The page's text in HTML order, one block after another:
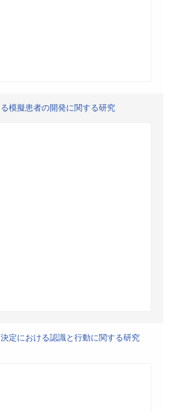
模擬患者の開発に関する研究
定における認識と行動に関する研究